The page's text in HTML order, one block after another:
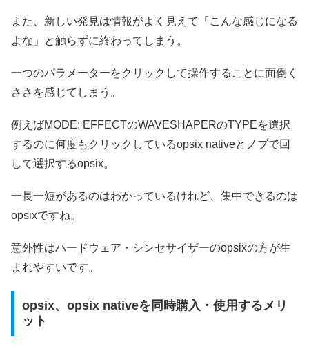
また、新しい発見は情報がよく見えて「こんな感じになる
よな」と触らずに終わってしまう。
一つのパラメーターをクリックして操作することに面倒く
ささを感じてしまう。
例えばMODE: EFFECTのWAVESHAPERのTYPEを選択
するのに何度もクリックしているopsix nativeとノブで回
して選択するopsix。
一長一短があるのはわかっているけれど、集中できるのは
opsixですね。
意外性はハードウェア・シンセサイザーのopsixの方が生
まれやすいです。
opsix、opsix nativeを同時購入・使用するメリ
ット